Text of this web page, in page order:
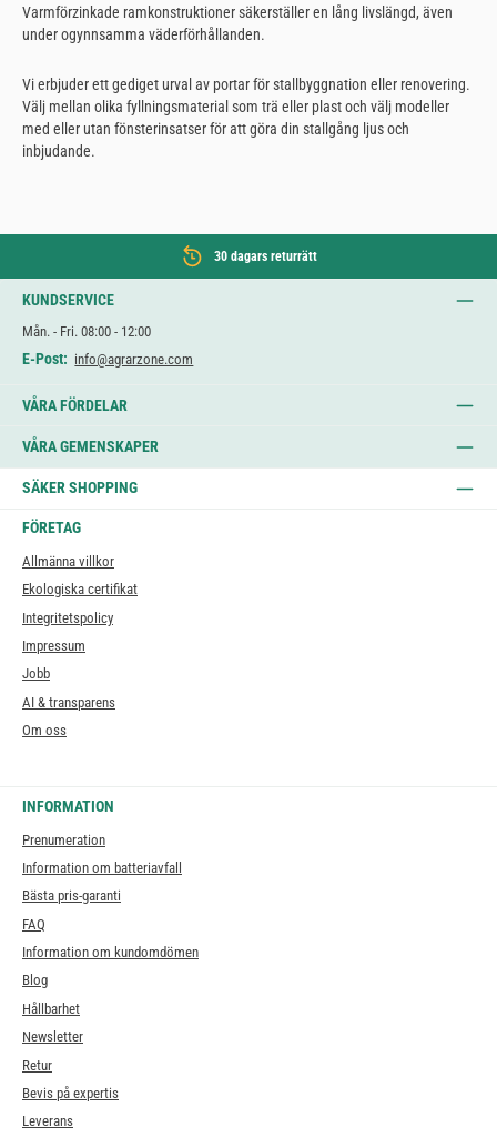
Varmförzinkade ramkonstruktioner säkerställer en lång livslängd, även
under ogynnsamma väderförhållanden.
Vi erbjuder ett gediget urval av portar för stallbyggnation eller renovering.
Välj mellan olika fyllningsmaterial som trä eller plast och välj modeller
med eller utan fönsterinsatser för att göra din stallgång ljus och
inbjudande.
30 dagars returrätt
KUNDSERVICE
Mån. - Fri. 08:00 - 12:00
E-Post: info@agrarzone.com
VÅRA FÖRDELAR
VÅRA GEMENSKAPER
SÄKER SHOPPING
FÖRETAG
Allmänna villkor
Ekologiska certifikat
Integritetspolicy
Impressum
Jobb
AI & transparens
Om oss
INFORMATION
Prenumeration
Information om batteriavfall
Bästa pris-garanti
FAQ
Information om kundomdömen
Blog
Hållbarhet
Newsletter
Retur
Bevis på expertis
Leverans